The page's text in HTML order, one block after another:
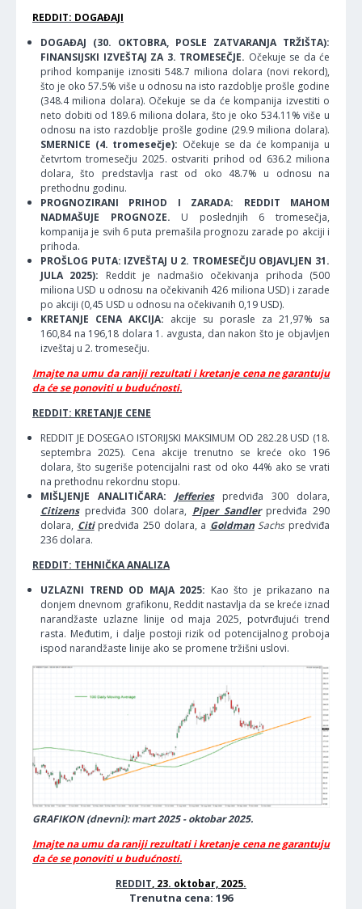
REDDIT: DOGAĐAJI
DOGAĐAJ (30. OKTOBRA, POSLE ZATVARANJA TRŽIŠTA):
FINANSIJSKI IZVEŠTAJ ZA 3. TROMESEČJE. Očekuje se da će
prihod kompanije iznositi 548.7 miliona dolara (novi rekord),
što je oko 57.5% više u odnosu na isto razdoblje prošle godine
(348.4 miliona dolara). Očekuje se da će kompanija izvestiti o
neto dobiti od 189.6 miliona dolara, što je oko 534.11% više u
odnosu na isto razdoblje prošle godine (29.9 miliona dolara).
SMERNICE (4. tromesečje): Očekuje se da će kompanija u
četvrtom tromesečju 2025. ostvariti prihod od 636.2 miliona
dolara, što predstavlja rast od oko 48.7% u odnosu na
prethodnu godinu.
PROGNOZIRANI PRIHOD I ZARADA: REDDIT MAHOM
NADMAŠUJE PROGNOZE. U poslednjih 6 tromesečja,
kompanija je svih 6 puta premašila prognozu zarade po akciji i
prihoda.
PROŠLOG PUTA: IZVEŠTAJ U 2. TROMESEČJU OBJAVLJEN 31.
JULA 2025): Reddit je nadmašio očekivanja prihoda (500
miliona USD u odnosu na očekivanih 426 miliona USD) i zarade
po akciji (0,45 USD u odnosu na očekivanih 0,19 USD).
KRETANJE CENA AKCIJA: akcije su porasle za 21,97% sa
160,84 na 196,18 dolara 1. avgusta, dan nakon što je objavljen
izveštaj u 2. tromesečju.
Imajte na umu da raniji rezultati i kretanje cena ne garantuju
da će se ponoviti u budućnosti.
REDDIT: KRETANJE CENE
REDDIT JE DOSEGAO ISTORIJSKI MAKSIMUM OD 282.28 USD (18.
septembra 2025). Cena akcije trenutno se kreće oko 196
dolara, što sugeriše potencijalni rast od oko 44% ako se vrati
na prethodnu rekordnu stopu.
MIŠLJENJE ANALITIČARA:
Jefferiespredviđa 300 dolara,
Citizenspredviđa 300 dolara, Piper Sandlerpredviđa 290
dolara, Citipredviđa 250 dolara, a GoldmanSachspredviđa
236 dolara.
REDDIT: TEHNIČKA ANALIZA
UZLAZNI TREND OD MAJA 2025: Kao što je prikazano na
donjem dnevnom grafikonu, Reddit nastavlja da se kreće iznad
narandžaste uzlazne linije od maja 2025, potvrđujući trend
rasta. Međutim, i dalje postoji rizik od potencijalnog proboja
ispod narandžaste linije ako se promene tržišni uslovi.
GRAFIKON (dnevni): mart 2025 - oktobar 2025.
Imajte na umu da raniji rezultati i kretanje cena ne garantuju
da će se ponoviti u budućnosti.
REDDIT, 23. oktobar, 2025.
Trenutna cena: 196